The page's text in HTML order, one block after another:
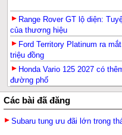
Range Rover GT lộ diện:
của thương hiệu
Ford Territory Platinum ra
triệu đồng
Honda Vario 125 2027 có
đường phố
Các bài đã đăng
Subaru tung ưu đãi lớn trong